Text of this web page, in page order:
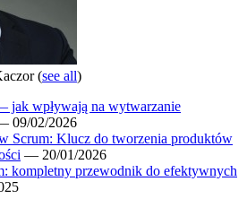
(see all)
wpływają na wytwarzanie
09/02/2026
Scrum: Klucz do tworzenia produktów
— 20/01/2026
kompletny przewodnik do efektywnych